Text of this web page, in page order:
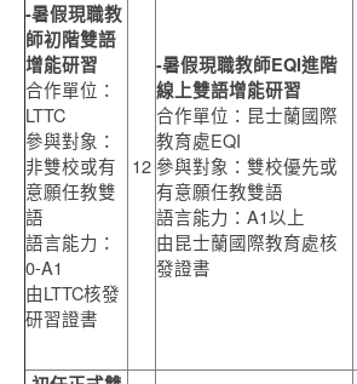
-暑假現職教
師初階雙語
增能研習
合作單位：
LTTC
參與對象：
非雙校或有
意願任教雙
語
語言能力：
0-A1
由LTTC核發
研習證書
12
-暑假現職教師EQI進階
線上雙語增能研習
合作單位：昆士蘭國際
教育處EQI
參與對象：雙校優先或
有意願任教雙語
語言能力：A1以上
由昆士蘭國際教育處核
發證書